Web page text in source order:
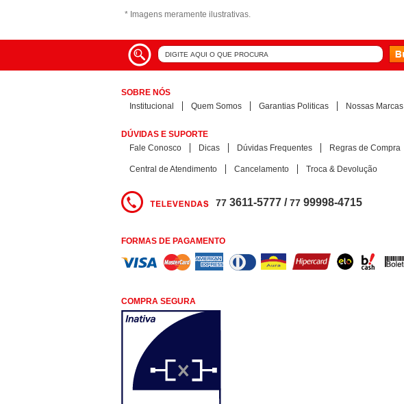
* Imagens meramente ilustrativas.
SOBRE NÓS
Institucional
Quem Somos Garantias Politicas Nossas Marcas
DÚVIDAS E SUPORTE
Fale Conosco
Dicas Dúvidas Frequentes Regras de Compra
Central de Atendimento Cancelamento Troca & Devolução
77 3611-5777 /77 99998-4715
FORMAS DE PAGAMENTO
COMPRA SEGURA